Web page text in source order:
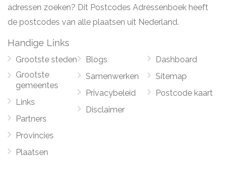
adressen zoeken? Dit Postcodes Adressenboek heeft
de postcodes van alle plaatsen uit Nederland.
Handige Links
Grootste steden
Grootste
gemeentes
Links
Partners
Provincies
Plaatsen
Blogs
Samenwerken
Privacybeleid
Disclaimer
Dashboard
Sitemap
Postcode kaart